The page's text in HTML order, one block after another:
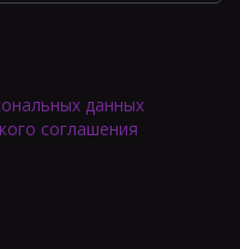
данных
соглашения